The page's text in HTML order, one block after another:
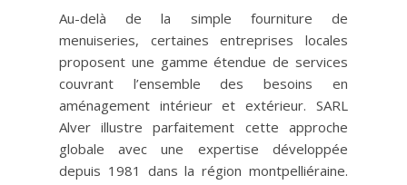
Au-delà de la simple fourniture de
menuiseries, certaines entreprises locales
proposent une gamme étendue de services
couvrant l’ensemble des besoins en
aménagement intérieur et extérieur. SARL
Alver illustre parfaitement cette approche
globale avec une expertise développée
depuis 1981 dans la région montpelliéraine.